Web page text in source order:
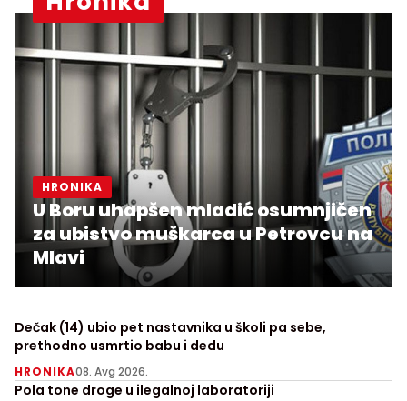
HRONIKA
U Boru uhapšen mladić osumnjičen
za ubistvo muškarca u Petrovcu na
Mlavi
Dečak (14) ubio pet nastavnika u školi pa sebe,
prethodno usmrtio babu i dedu
HRONIKA08. Avg 2026.
Pola tone droge u ilegalnoj laboratoriji